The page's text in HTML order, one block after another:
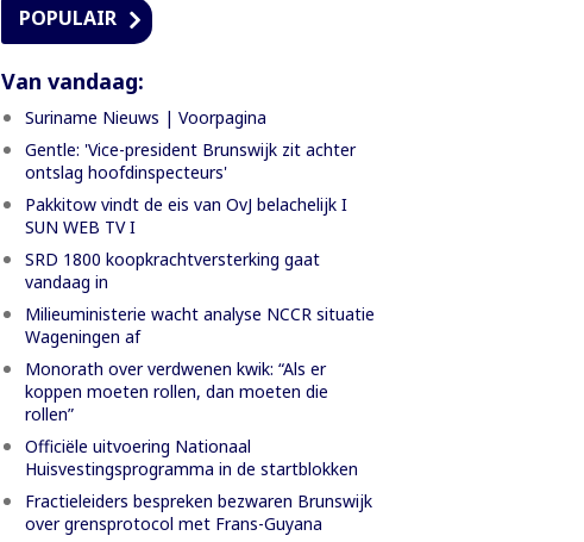
POPULAIR
Van vandaag:
Suriname Nieuws | Voorpagina
Gentle: 'Vice-president Brunswijk zit achter
ontslag hoofdinspecteurs'
Pakkitow vindt de eis van OvJ belachelijk I
SUN WEB TV I
SRD 1800 koopkrachtversterking gaat
vandaag in
Milieuministerie wacht analyse NCCR situatie
Wageningen af
Monorath over verdwenen kwik: “Als er
koppen moeten rollen, dan moeten die
rollen”
Officiële uitvoering Nationaal
Huisvestingsprogramma in de startblokken
Fractieleiders bespreken bezwaren Brunswijk
over grensprotocol met Frans-Guyana